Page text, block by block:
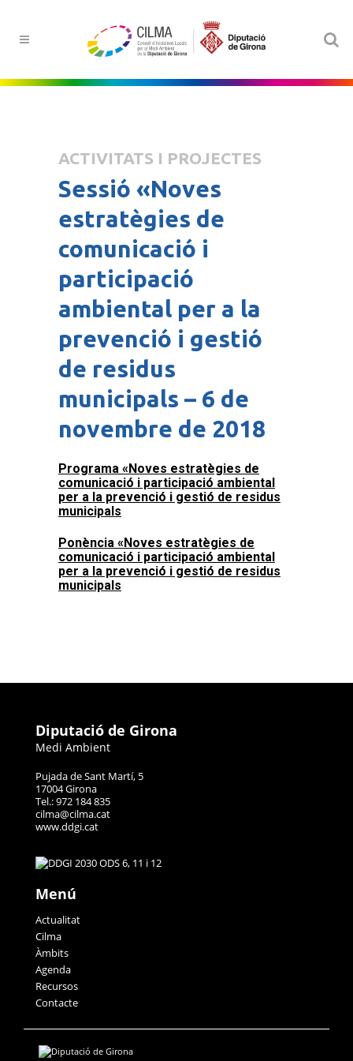
ACTIVITATS I PROJECTES
Sessió «Noves
estratègies de
comunicació i
participació
ambiental per a la
prevenció i gestió
de residus
municipals – 6 de
novembre de 2018
Programa «Noves estratègies de
comunicació i participació ambiental
per a la prevenció i gestió de residus
municipals
Ponència «Noves estratègies de
comunicació i participació ambiental
per a la prevenció i gestió de residus
municipals
Diputació de Girona
Medi Ambient
Pujada de Sant Martí, 5
17004 Girona
Tel.: 972 184 835
cilma@cilma.cat
www.ddgi.cat
Menú
Actualitat
Cilma
Àmbits
Agenda
Recursos
Contacte